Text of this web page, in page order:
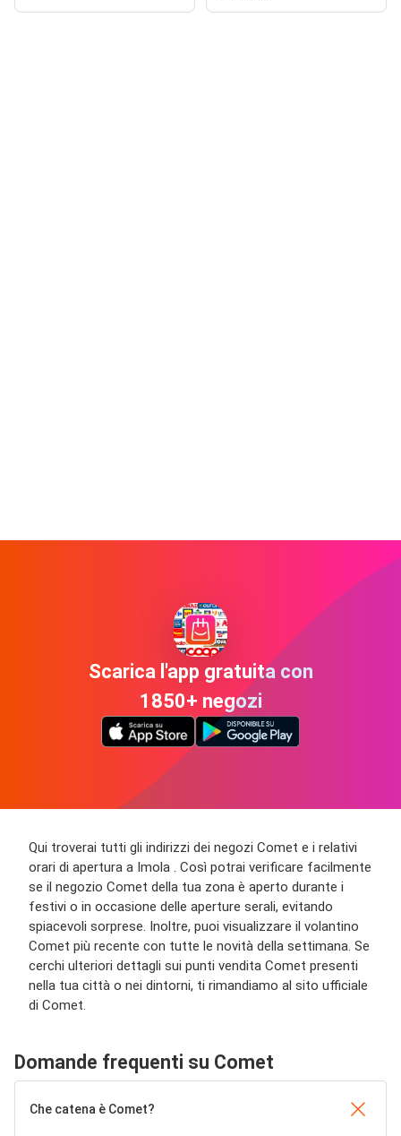
Scarica l'app gratuita con
1850+ negozi
Qui troverai tutti gli indirizzi dei negozi Comet e i relativi
orari di apertura a Imola . Così potrai verificare facilmente
se il negozio Comet della tua zona è aperto durante i
festivi o in occasione delle aperture serali, evitando
spiacevoli sorprese. Inoltre, puoi visualizzare il volantino
Comet più recente con tutte le novità della settimana. Se
cerchi ulteriori dettagli sui punti vendita Comet presenti
nella tua città o nei dintorni, ti rimandiamo al sito ufficiale
di Comet.
Domande frequenti su Comet
Che catena è Comet?